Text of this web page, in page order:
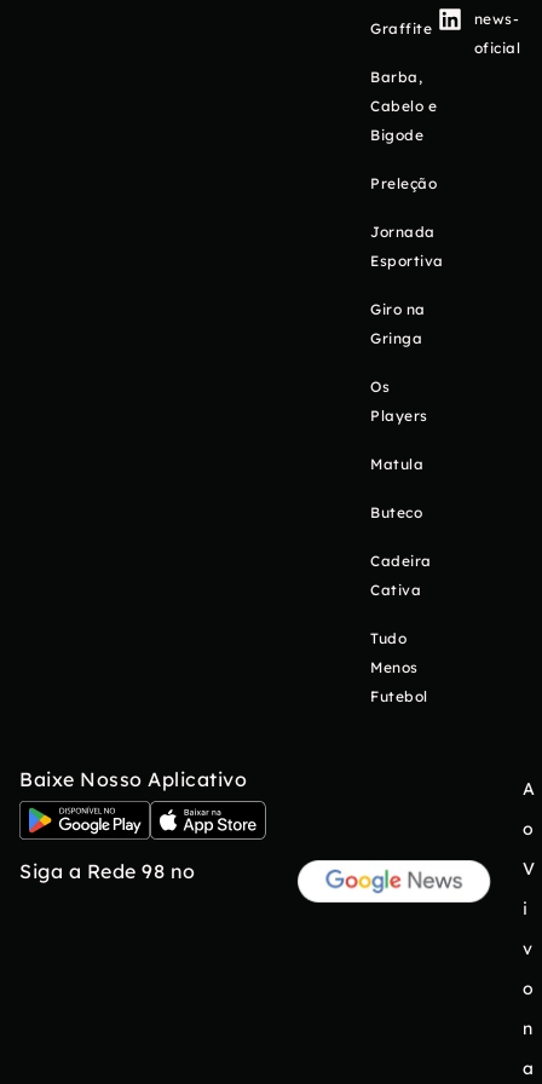
Graffite
Barba,
Cabelo e
Bigode
Preleção
Jornada
Esportiva
Giro na
Gringa
Os
Players
Matula
Buteco
Cadeira
Cativa
Tudo
Menos
Futebol
news-
oficial
Baixe Nosso Aplicativo
Siga a Rede 98 no
A
o
V
i
v
o
n
a